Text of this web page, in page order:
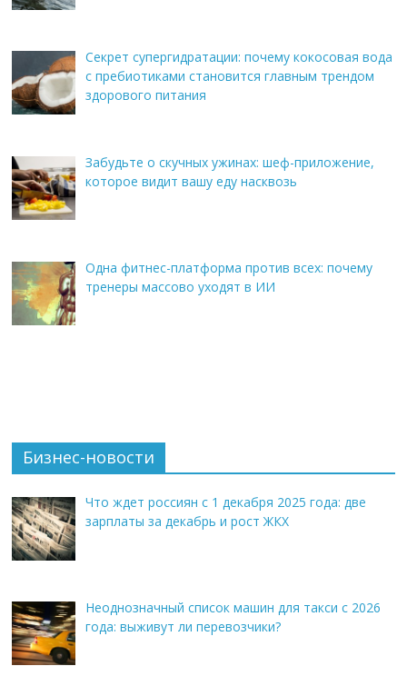
Секрет супергидратации: почему кокосовая вода
с пребиотиками становится главным трендом
здорового питания
Забудьте о скучных ужинах: шеф-приложение,
которое видит вашу еду насквозь
Одна фитнес-платформа против всех: почему
тренеры массово уходят в ИИ
Бизнес-новости
Что ждет россиян с 1 декабря 2025 года: две
зарплаты за декабрь и рост ЖКХ
Неоднозначный список машин для такси с 2026
года: выживут ли перевозчики?